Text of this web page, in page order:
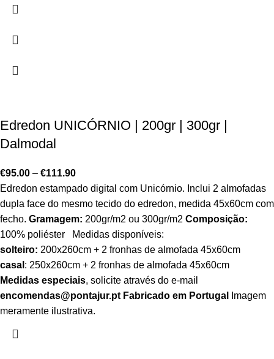
Edredon UNICÓRNIO | 200gr | 300gr |
Dalmodal
€95.00 – €111.90
Edredon estampado digital com Unicórnio. Inclui 2 almofadas
dupla face do mesmo tecido do edredon, medida 45x60cm com
fecho. Gramagem: 200gr/m2 ou 300gr/m2 Composição:
100% poliéster Medidas disponíveis:
solteiro: 200x260cm + 2 fronhas de almofada 45x60cm
casal : 250x260cm + 2 fronhas de almofada 45x60cm
Medidas especiais, solicite através do e-mail
encomendas@pontajur.pt Fabricado em Portugal
Imagem
meramente ilustrativa.